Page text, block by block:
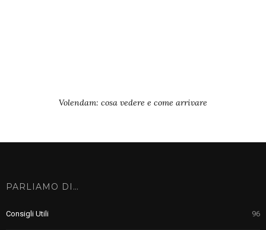
Volendam: cosa vedere e come arrivare
PARLIAMO DI…
Consigli Utili 96